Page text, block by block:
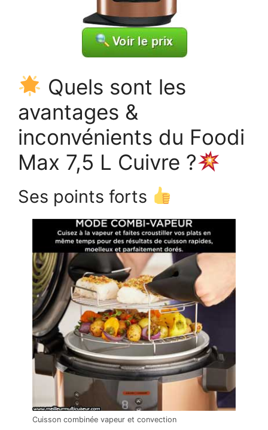
Quels sont les
avantages &
inconvénients du Foodi
Max 7,5 L Cuivre ?
Ses points forts
Cuisson combinée vapeur et convection